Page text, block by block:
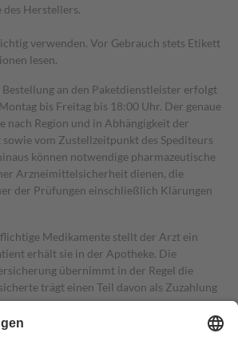
Herstellers.
verwenden. Vor Gebrauch stets Etikett
lesen.
an den Paketdienstleister erfolgt
bis Freitag bis 18:00 Uhr. Der genaue
nach Region und in Abhängigkeit der
vom Zustellzeitpunkt des Spediteurs
können notwendige pharmazeutische
Arzneimittelsicherheit dienen, die
der Prüfungen einschließlich Klärungen
Medikamente stellt der Arzt ein
erhält sie in der Apotheke. Die
übernimmt in der Regel die
trägt einen Teil davon als Zuzahlung
Zuzahlungen in Höhe von zehn